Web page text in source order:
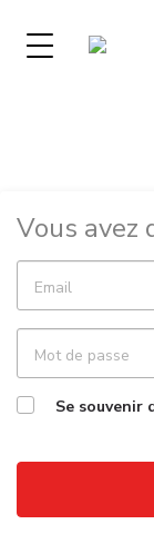
Vous avez
Email
Mot de passe
Se souvenir